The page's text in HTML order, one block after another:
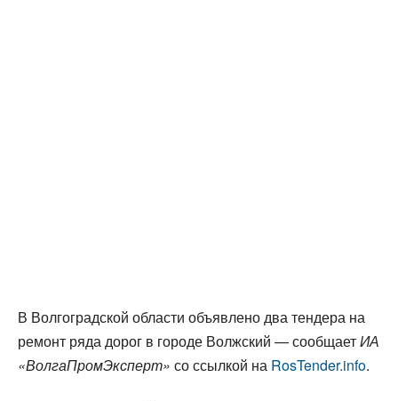
В Волгоградской области объявлено два тендера на
ремонт ряда дорог в городе Волжский — сообщаетИА
«ВолгаПромЭксперт» со ссылкой на RosTender.info.